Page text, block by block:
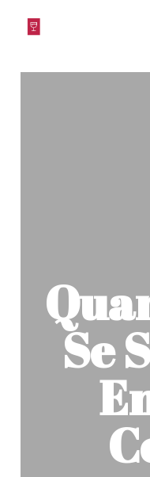
Se